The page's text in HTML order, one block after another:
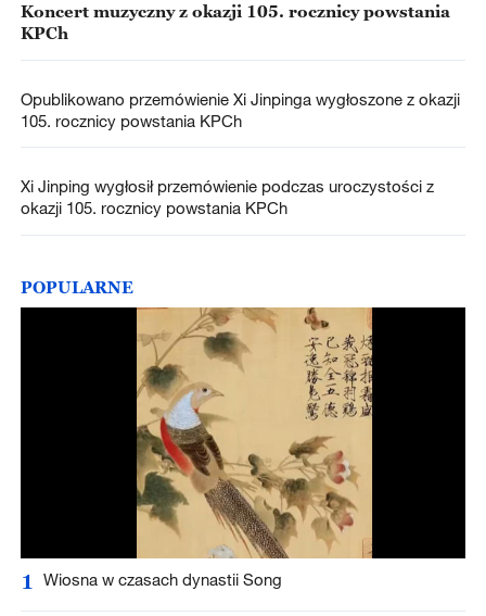
Koncert muzyczny z okazji 105. rocznicy powstania
KPCh
Opublikowano przemówienie Xi Jinpinga wygłoszone z okazji
105. rocznicy powstania KPCh
Xi Jinping wygłosił przemówienie podczas uroczystości z
okazji 105. rocznicy powstania KPCh
POPULARNE
1 Wiosna w czasach dynastii Song